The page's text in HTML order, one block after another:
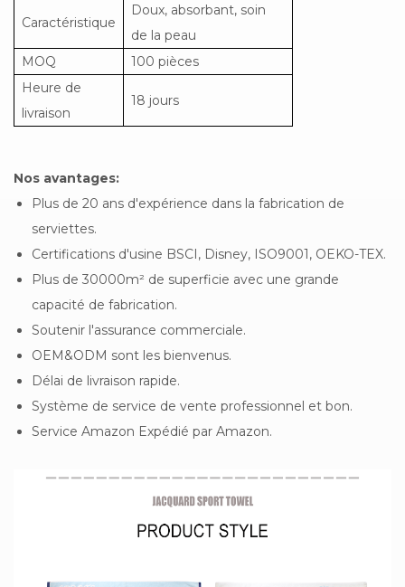
Caractéristique
Doux, absorbant, soin
de la peau
MOQ
100 pièces
Heure de
livraison
18 jours
Nos avantages:
Plus de 20 ans d'expérience dans la fabrication de
serviettes.
Certifications d'usine BSCI, Disney, ISO9001, OEKO-TEX.
Plus de 30000m² de superficie avec une grande
capacité de fabrication.
Soutenir l'assurance commerciale.
OEM&ODM sont les bienvenus.
Délai de livraison rapide.
Système de service de vente professionnel et bon.
Service Amazon Expédié par Amazon.